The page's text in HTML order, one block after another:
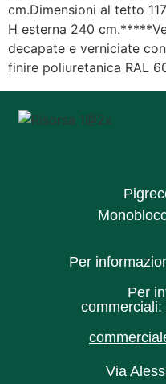
cm.Dimensioni al tetto
H esterna 240
decapate e verniciate
finire poliuretanica RAL
Per
Per
commerciali:
Via